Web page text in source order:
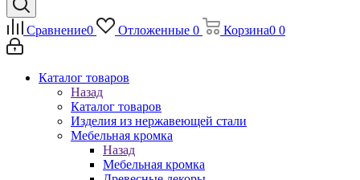
Сравнение0 Отложенные 0 Корзина0 0
Каталог товаров
Назад
Каталог товаров
Изделия из нержавеющей стали
Мебельная кромка
Назад
Мебельная кромка